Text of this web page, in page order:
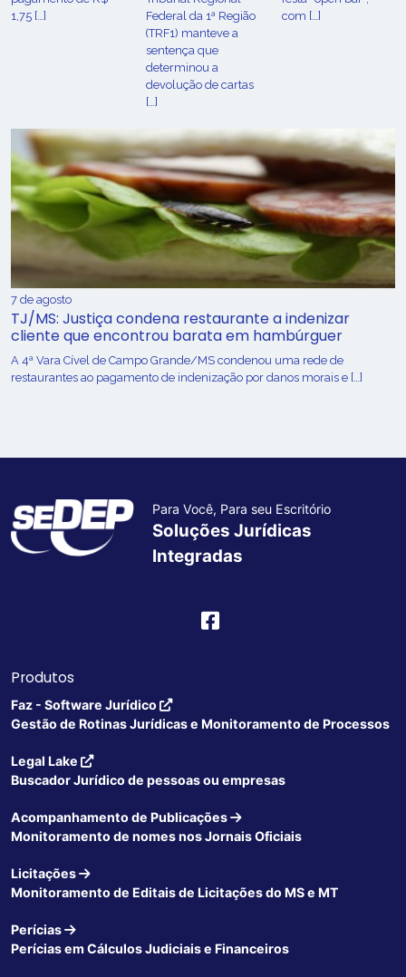
1,75 […]
Federal da 1ª Região
(TRF1) manteve a
sentença que
determinou a
devolução de cartas
[…]
com […]
7 de agosto
TJ/MS: Justiça condena restaurante a indenizar
cliente que encontrou barata em hambúrguer
A 4ª Vara Cível de Campo Grande/MS condenou uma rede de
restaurantes ao pagamento de indenização por danos morais e […]
Para Você, Para seu Escritório
Soluções Jurídicas
Integradas
Produtos
Faz - Software Jurídico
Gestão de Rotinas Jurídicas e Monitoramento de Processos
Legal Lake
Buscador Jurídico de pessoas ou empresas
Acompanhamento de Publicações
Monitoramento de nomes nos Jornais Oficiais
Licitações
Monitoramento de Editais de Licitações do MS e MT
Perícias
Perícias em Cálculos Judiciais e Financeiros